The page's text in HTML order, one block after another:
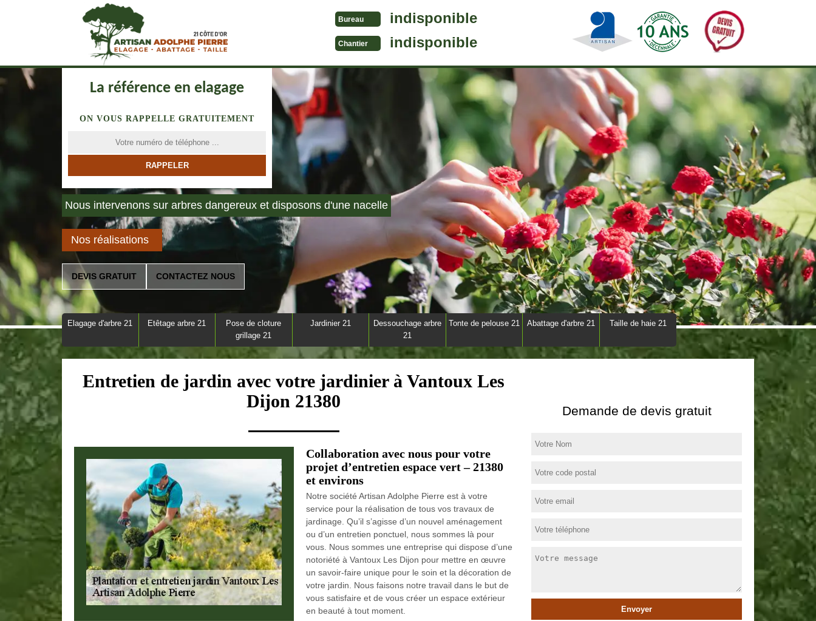
Bureau indisponible
Chantier indisponible
La référence en elagage
ON VOUS RAPPELLE GRATUITEMENT
Nous intervenons sur arbres dangereux et disposons d'une nacelle
Nos réalisations
DEVIS GRATUIT CONTACTEZ NOUS
Elagage d'arbre 21 Etêtage arbre 21
Pose de cloture
grillage 21
Jardinier 21
Dessouchage arbre
21
Tonte de pelouse 21 Abattage d'arbre 21 Taille de haie 21
Entretien de jardin avec votre jardinier à Vantoux Les
Dijon 21380
Collaboration avec nous pour votre
projet d’entretien espace vert – 21380
et environs
Notre société Artisan Adolphe Pierre est à votre
service pour la réalisation de tous vos travaux de
jardinage. Qu’il s’agisse d’un nouvel aménagement
ou d’un entretien ponctuel, nous sommes là pour
vous. Nous sommes une entreprise qui dispose d’une
notoriété à Vantoux Les Dijon pour mettre en œuvre
un savoir-faire unique pour le soin et la décoration de
votre jardin. Nous faisons notre travail dans le but de
vous satisfaire et de vous créer un espace extérieur
en beauté à tout moment.
Demande de devis gratuit